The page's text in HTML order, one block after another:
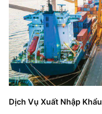
Dịch Vụ Xuất Nhập Khẩu